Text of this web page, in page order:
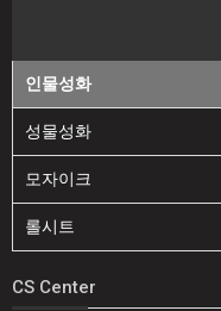
인물성화
성물성화
모자이크
롤시트
CS Center